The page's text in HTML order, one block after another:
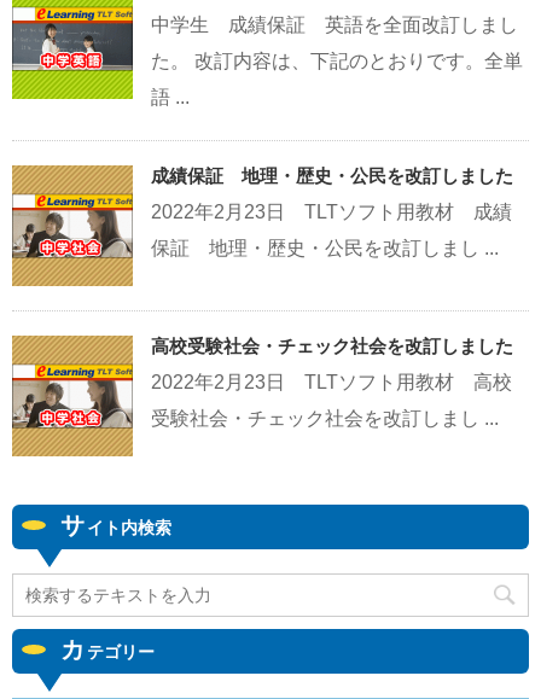
中学生 成績保証 英語を全面改訂しまし
た。 改訂内容は、下記のとおりです。全単
語 ...
成績保証 地理・歴史・公民を改訂しました
2022年2月23日 TLTソフト用教材 成績
保証 地理・歴史・公民を改訂しまし ...
高校受験社会・チェック社会を改訂しました
2022年2月23日 TLTソフト用教材 高校
受験社会・チェック社会を改訂しまし ...
サイト内検索
カ テゴリー